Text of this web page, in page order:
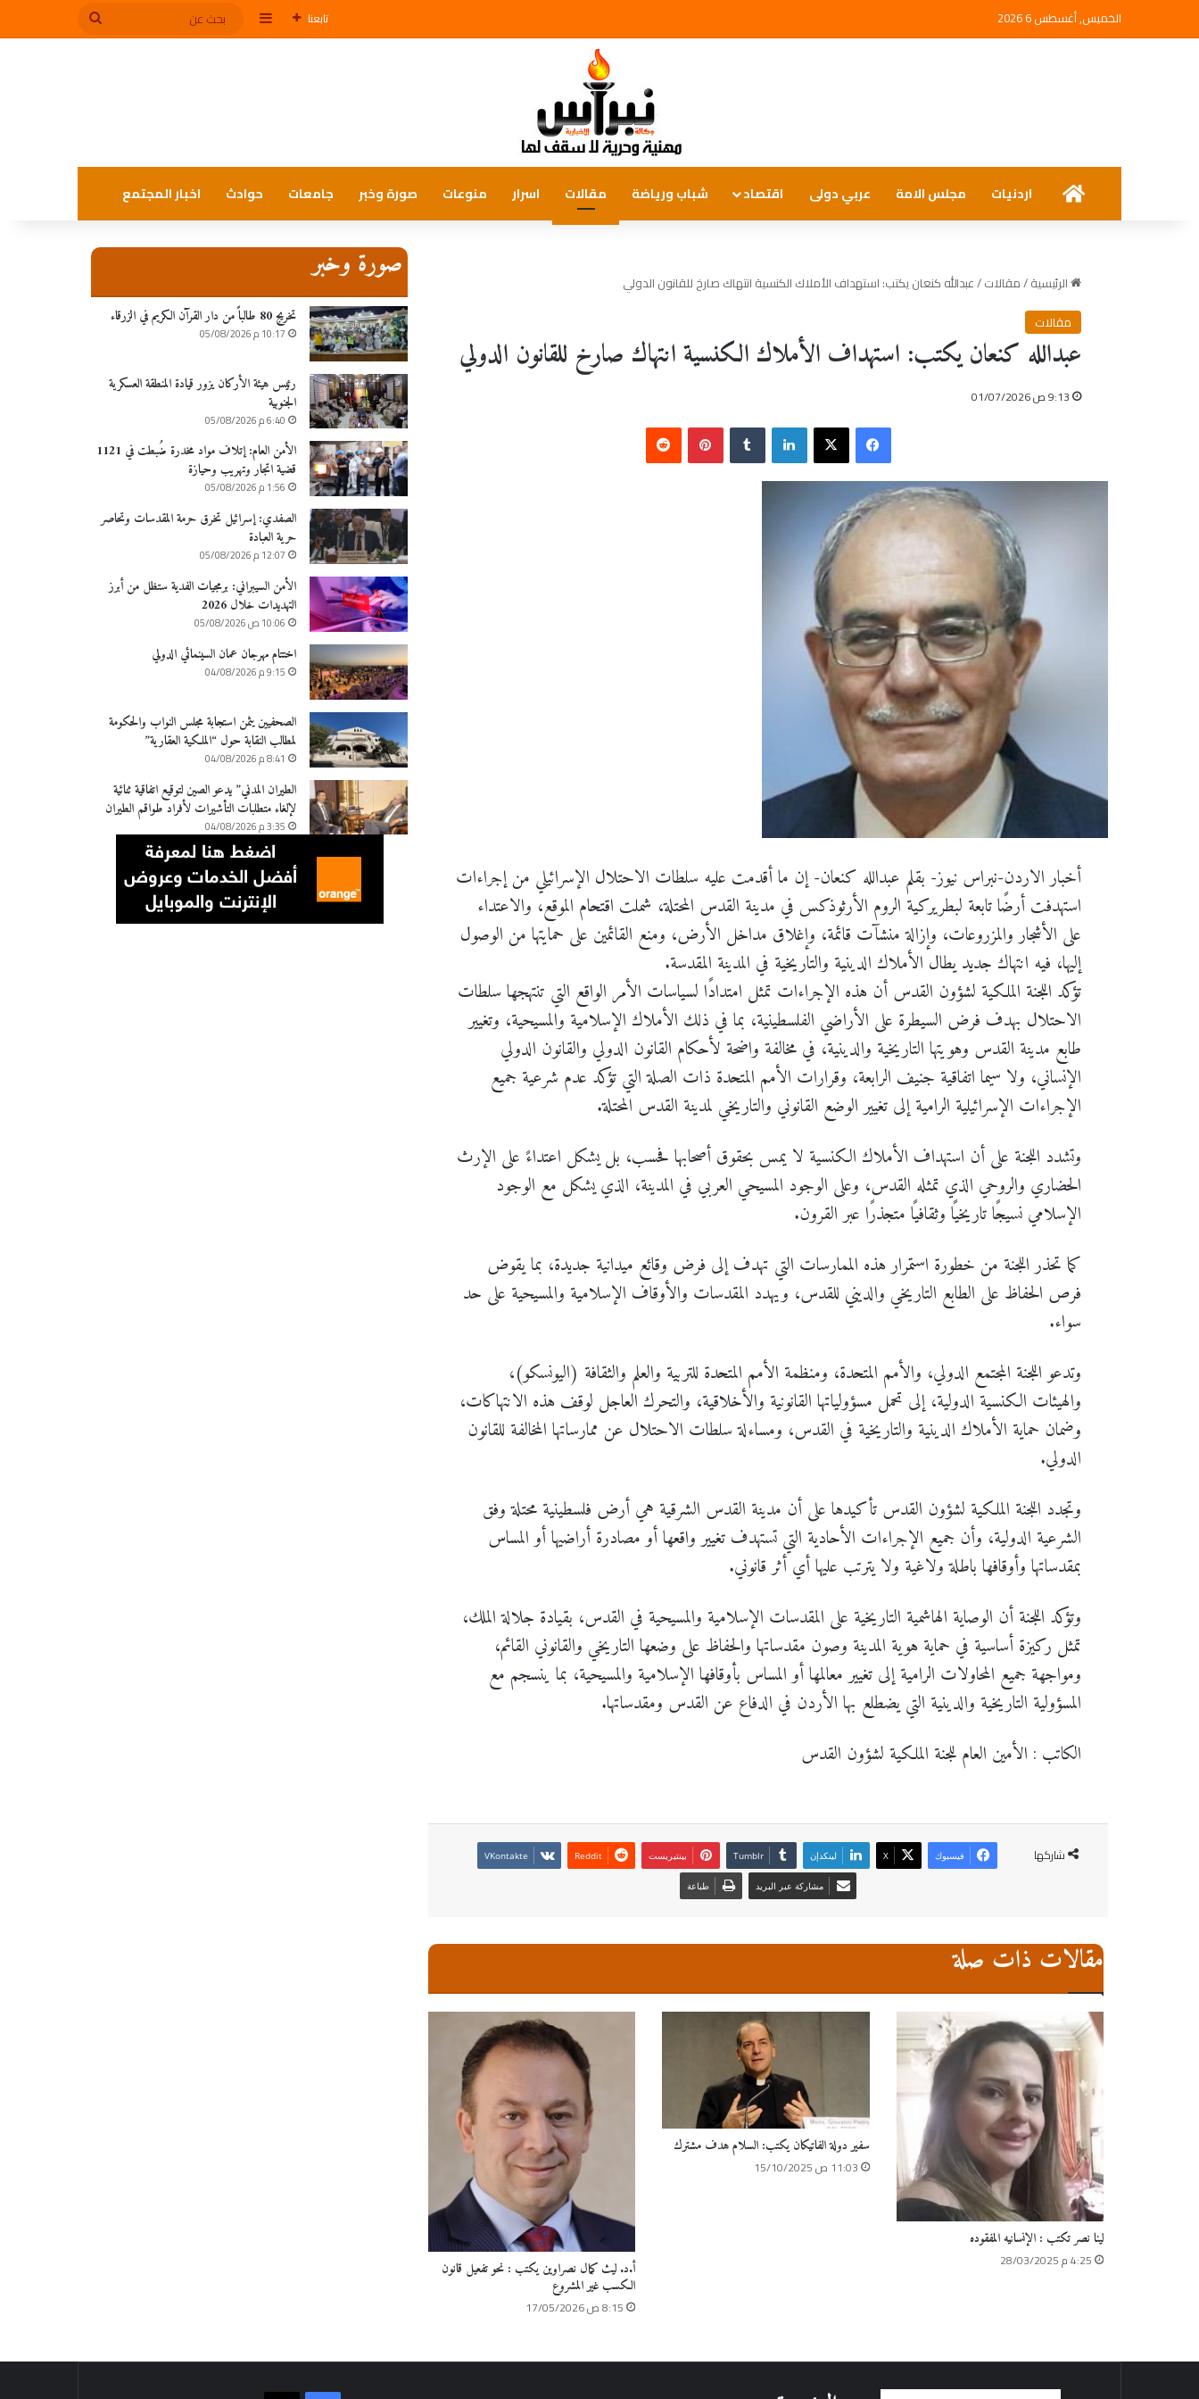
الخميس, أغسطس 6 2026 تابعنا إضافة عمود جانبي
بحث
الرئيسيةاردنيات مجلس الامة عربي دولى اقتصاد شباب ورياضة مقالات اسرار منوعات صورة وخبر جامعات حوادث اخبار المجتمع
الرئيسية/مقالات/عبدالله كنعان يكتب: استهداف الأملاك الكنسية انتهاك صارخ للقانون الدولي
مقالات
عبدالله كنعان يكتب: استهداف الأملاك الكنسية انتهاك صارخ للقانون الدولي
9:13 ص 01/07/2026
فيسبوك‫X لينكدإن ‏Tumblr بينتيريست
‏Reddit
أخبار الاردن-نبراس نيوز- بقلم عبدالله كنعان- إن ما أقدمت عليه سلطات الاحتلال الإسرائيلي من إجراءات
استهدفت أرضًا تابعة لبطريركية الروم الأرثوذكس في مدينة القدس المحتلة، شملت اقتحام الموقع، والاعتداء
على الأشجار والمزروعات، وإزالة منشآت قائمة، وإغلاق مداخل الأرض، ومنع القائمين على حمايتها من الوصول
إليها، فيه انتهاك جديد يطال الأملاك الدينية والتاريخية في المدينة المقدسة.
تؤكد اللجنة الملكية لشؤون القدس أن هذه الإجراءات تمثل امتدادًا لسياسات الأمر الواقع التي تنتهجها سلطات
الاحتلال بهدف فرض السيطرة على الأراضي الفلسطينية، بما في ذلك الأملاك الإسلامية والمسيحية، وتغيير
طابع مدينة القدس وهويتها التاريخية والدينية، في مخالفة واضحة لأحكام القانون الدولي والقانون الدولي
الإنساني، ولا سيما اتفاقية جنيف الرابعة، وقرارات الأمم المتحدة ذات الصلة التي تؤكد عدم شرعية جميع
الإجراءات الإسرائيلية الرامية إلى تغيير الوضع القانوني والتاريخي لمدينة القدس المحتلة.
وتشدد اللجنة على أن استهداف الأملاك الكنسية لا يمس بحقوق أصحابها فحسب، بل يشكل اعتداءً على الإرث
الحضاري والروحي الذي تمثله القدس، وعلى الوجود المسيحي العربي في المدينة، الذي يشكل مع الوجود
الإسلامي نسيجًا تاريخيًا وثقافيًا متجذرًا عبر القرون.
كما تحذر اللجنة من خطورة استمرار هذه الممارسات التي تهدف إلى فرض وقائع ميدانية جديدة، بما يقوض
فرص الحفاظ على الطابع التاريخي والديني للقدس، ويهدد المقدسات والأوقاف الإسلامية والمسيحية على حد
سواء.
وتدعو اللجنة المجتمع الدولي، والأمم المتحدة، ومنظمة الأمم المتحدة للتربية والعلم والثقافة (اليونسكو)،
والهيئات الكنسية الدولية، إلى تحمل مسؤولياتها القانونية والأخلاقية، والتحرك العاجل لوقف هذه الانتهاكات،
وضمان حماية الأملاك الدينية والتاريخية في القدس، ومساءلة سلطات الاحتلال عن ممارساتها المخالفة للقانون
الدولي.
وتجدد اللجنة الملكية لشؤون القدس تأكيدها على أن مدينة القدس الشرقية هي أرض فلسطينية محتلة وفق
الشرعية الدولية، وأن جميع الإجراءات الأحادية التي تستهدف تغيير واقعها أو مصادرة أراضيها أو المساس
بمقدساتها وأوقافها باطلة ولاغية ولا يترتب عليها أي أثر قانوني.
وتؤكد اللجنة أن الوصاية الهاشمية التاريخية على المقدسات الإسلامية والمسيحية في القدس، بقيادة جلالة الملك،
تمثل ركيزة أساسية في حماية هوية المدينة وصون مقدساتها والحفاظ على وضعها التاريخي والقانوني القائم،
ومواجهة جميع المحاولات الرامية إلى تغيير معالمها أو المساس بأوقافها الإسلامية والمسيحية، بما ينسجم مع
المسؤولية التاريخية والدينية التي يضطلع بها الأردن في الدفاع عن القدس ومقدساتها.
الكاتب : الأمين العام للجنة الملكية لشؤون القدس
شاركها فيسبوك ‫X لينكدإن ‏Tumblr بينتيريست ‏Reddit
مشاركة عبر البريد طباعة
مقالات ذات صلة
لينا نصر تكتب : الإنسانيه المفقوده
4:25 م 28/03/2025
سفير دولة الفاتيكان يكتب: السلام هدف مشترك
11:03 ص 15/10/2025
أ.د. ليث كمال نصراوين يكتب : نحو تفعيل قانون
الكسب غير المشروع
8:15 ص 17/05/2026
صورة وخبر
تخريج 80 طالباً من دار القرآن الكريم في الزرقاء
10:17 م 05/08/2026
رئيس هيئة الأركان يزور قيادة المنطقة العسكرية
الجنوبية
6:40 م 05/08/2026
الأمن العام: إتلاف مواد مخدرة ضُبطت في 1121
قضية اتجار وتهريب وحيازة
1:56 م 05/08/2026
الصفدي: إسرائيل تخرق حرمة المقدسات وتحاصر
حرية العبادة
12:07 م 05/08/2026
الأمن السيبراني: برمجيات الفدية ستظل من أبرز
التهديدات خلال 2026
10:06 ص 05/08/2026
اختتام مهرجان عمان السينمائي الدولي
9:15 م 04/08/2026
الصحفيين يثمن استجابة مجلس النواب والحكومة
لمطالب النقابة حول “الملكية العقارية”
8:41 م 04/08/2026
الطيران المدني” يدعو الصين لتوقيع اتفاقية ثنائية
لإلغاء متطلبات التأشيرات لأفراد طواقم الطيران
3:35 م 04/08/2026